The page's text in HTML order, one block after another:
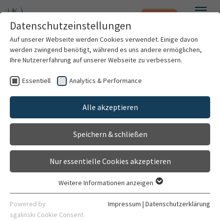
Zum Hauptinhalt springen Notfall
Patienten & Besucher
Kliniken & Institute
Forschung
Karriere
Dr. med. Christina Kiriakou
Funktionsoberarzt/-ärztin
Klinik für Kardiologie, Angiologie, Pneumologie
Datenschutzeinstellungen
Auf unserer Webseite werden Cookies verwendet. Einige davon
werden zwingend benötigt, während es uns andere ermöglichen,
Ihre Nutzererfahrung auf unserer Webseite zu verbessern.
Essentiell Analytics & Performance
Alle akzeptieren
Speichern & schließen
Nur essentielle Cookies akzeptieren
Essentielle Cookies werden für grundlegende Funktionen der
Webseite benötigt. Dadurch ist gewährleistet, dass die
Weitere Informationen anzeigen
Powered by
sgalinski Cookie Consent
Impressum | Datenschutzerklärung